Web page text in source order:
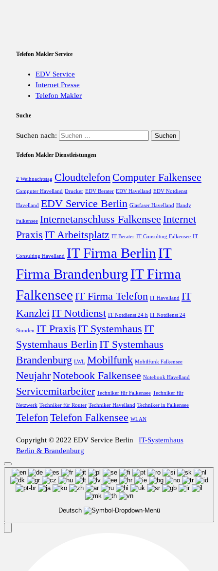
Telefon Makler Service
EDV Service
Internet Presse
Telefon Makler
Suche
Suchen nach:
Telefon Makler Dienstleistungen
2 Weihnachtstag Cloudtelefon Computer Falkensee
Computer Havelland Drucker EDV Berater EDV Havelland EDV Notdienst
Havelland EDV Service Berlin Glasfaser Havelland Handy
Falkensee Internetanschluss Falkensee Internet
Praxis IT Arbeitsplatz IT Berater IT Consulting Falkensee IT
Consulting Havelland IT Firma Berlin IT
Firma BrandenburgIT Firma
Falkensee IT Firma Telefon IT Havelland IT
KanzleiIT Notdienst IT Notdienst 24 h IT Notdienst 24
Stunden IT Praxis IT Systemhaus IT
Systemhaus BerlinIT Systemhaus
Brandenburg LWL Mobilfunk Mobilfunk Falkensee
NeujahrNotebook Falkensee Notebook Havelland
Servicemitarbeiter Techniker für Falkensee Techniker für
Netzwerk Techniker für Router Techniker Havelland Techniker in Falkensee
TelefonTelefon Falkensee WLAN
Copyright © 2022 EDV Service Berlin | IT-Systemhaus
Berlin & Brandenburg
Deutsch